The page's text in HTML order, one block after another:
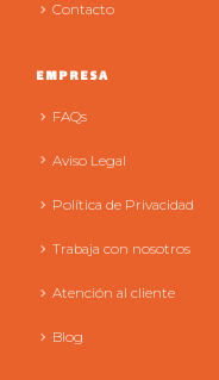
Contacto
EMPRESA
FAQs
Aviso Legal
Política de Privacidad
Trabaja con nosotros
Atención al cliente
Blog